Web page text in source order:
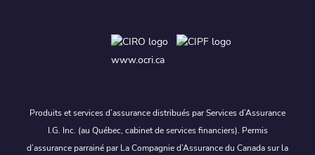
www.ocri.ca
Produits et services d’assurance distribués par Services d’Assurance
I.G. Inc. (au Québec, cabinet de services financiers). Permis
d’assurance parrainé par La Compagnie d’Assurance du Canada sur la